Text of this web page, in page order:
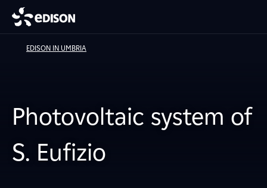
EDISON IN UMBRIA
Photovoltaic system of
S. Eufizio